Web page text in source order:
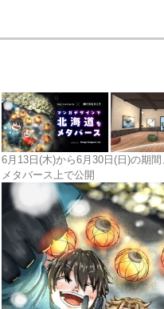
6月13日(木)から6月30日(日)の期
メタバース上で公開